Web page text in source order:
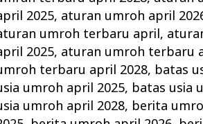
2025, aturan umroh april
umroh terbaru april,
2025, aturan umroh terbaru
terbaru april 2028, batas
umroh april 2025, batas usia
umroh april 2028, berita